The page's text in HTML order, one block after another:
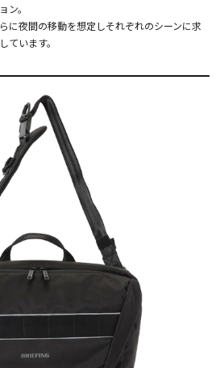
ン。
に夜間の移動を想定しそれぞれのシーンに求
ています。